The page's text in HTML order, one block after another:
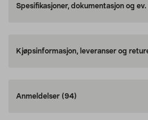
Spesifikasjoner, dokumentasjon og
Kjøpsinformasjon, leveranser og
Anmeldelser (94)